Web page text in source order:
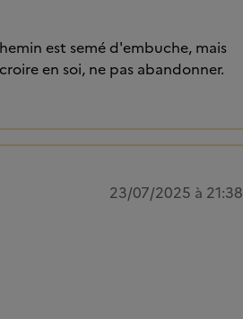
est semé d'embuche, mais
en soi, ne pas abandonner.
23/07/2025 à 21:38